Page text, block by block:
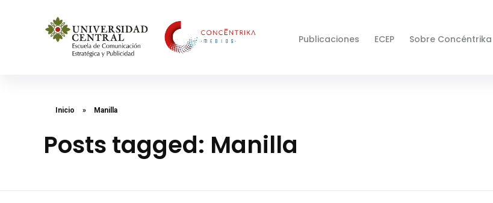
Publicaciones ECEP Sobre Concéntrika
Inicio » Manilla
Posts tagged: Manilla